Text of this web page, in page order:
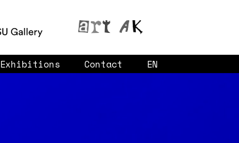
Exhibitions Contact EN